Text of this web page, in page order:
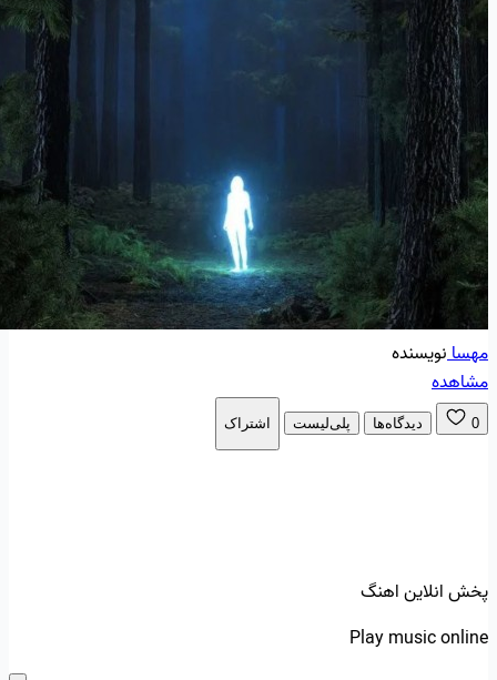
مهسانویسنده
مشاهده
0 دیدگاه‌ها پلی‌لیست اشتراک
پخش انلاین اهنگ
Play music online